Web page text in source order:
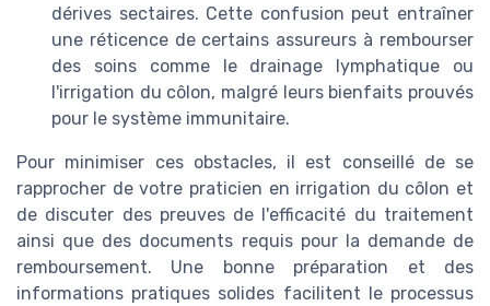
dérives sectaires. Cette confusion peut entraîner
une réticence de certains assureurs à rembourser
des soins comme le drainage lymphatique ou
l'irrigation du côlon, malgré leurs bienfaits prouvés
pour le système immunitaire.
Pour minimiser ces obstacles, il est conseillé de se
rapprocher de votre praticien en irrigation du côlon et
de discuter des preuves de l'efficacité du traitement
ainsi que des documents requis pour la demande de
remboursement. Une bonne préparation et des
informations pratiques solides facilitent le processus